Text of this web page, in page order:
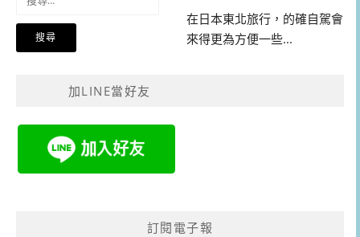
在日本東北旅行，的確自駕會
來得更為方便一些...
關
加LINE當好友
訂閱電子報